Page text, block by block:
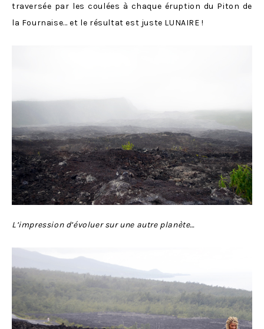
traversée par les coulées à chaque éruption du Piton de
la Fournaise… et le résultat est juste LUNAIRE !
L’impression d’évoluer sur une autre planète…